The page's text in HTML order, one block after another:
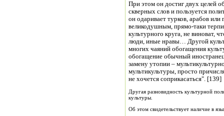
При этом он достиг двух целей
скверных слов и пользуется
он одаривает турков, арабов
великодушным, прямо-таки
культурного круга, не виноват,
люди, иные нравы… Другой
многих чаяний обогащения
обогащение обычный
замену утопии –
мультикультуры, просто
не хочется соприкасаться". [139]
Другая разновидность культурной
культуры.
Об этом свидетельствует наличие в